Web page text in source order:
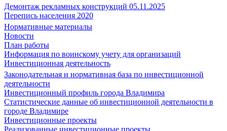
Демонтаж рекламных конструкций 05.11.2025
Перепись населения 2020
Нормативные материалы
Новости
План работы
Информация по воинскому учету для организаций
Инвестиционная деятельность
Законодательная и нормативная база по инвестиционной
деятельности
Инвестиционный профиль города Владимира
Статистические данные об инвестиционной деятельности в
городе Владимире
Инвестиционные проекты
Реализованные инвестиционные проекты